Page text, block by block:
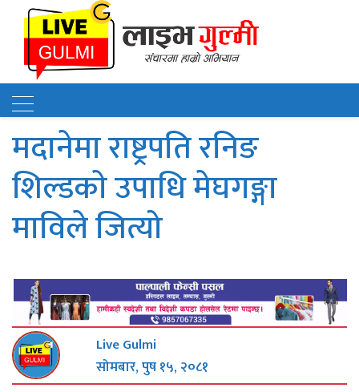
मदानेमा राष्ट्रपति रनिङ
शिल्डकाे उपाधि मेघगङ्गा
माविले जित्यो
Live Gulmi
सोमबार, पुष १५, २०८१